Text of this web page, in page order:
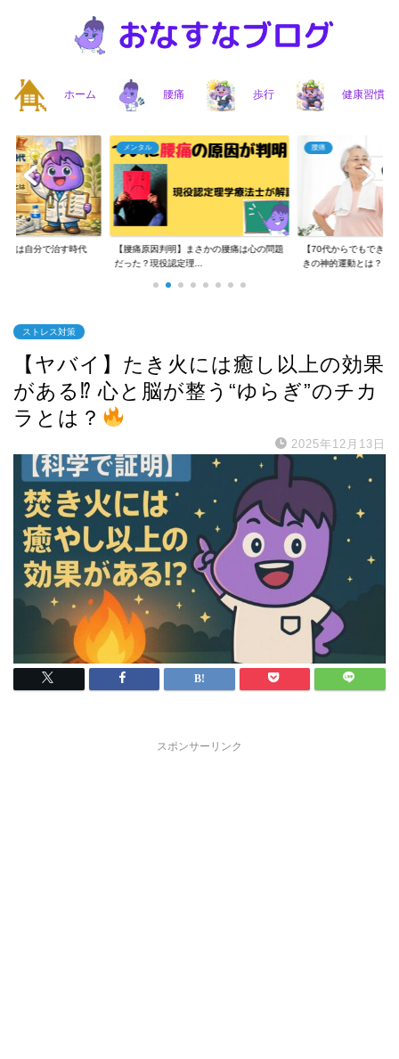
ホーム 腰痛 歩行 健康習慣
痛は自分で治す時代
メンタル
【腰痛原因判明】まさかの腰痛は心の問題
だった？現役認定理...
腰痛
【70代からでもできる
きの神的運動とは？...
ストレス対策
【ヤバイ】たき火には癒し以上の効果
がある⁉︎ 心と脳が整う“ゆらぎ”のチカ
ラとは？
2025年12月13日
スポンサーリンク